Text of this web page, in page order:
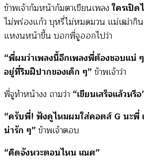
ข้าพเจ้าก้มหน้าก้มตาเขียนเพลงใครเปิด
ไม่พร่องแก้ว บุหรี่ไม่หมดมวน แม่เฒ่ากิน
แหงนหน้าขึ้น บอกพี่จูออกไปว่า
“พี่ผมว่าเพลงนี้อีกเพลงพี่ต้องชอบแ
อยู่ที่ริมฝีปากของเด็ก ๆ”ข้าพเจ้าว่า
พี่จูทำหน้างง ถามว่า “เขียนเสร็จแล้วหรือ
“ครับพี่! ฟังดูไหมผมใส่คอตส์ G นะพี่
น่ารัก ๆ”ข้าพเจ้าตอบ
“คิดจังหวะตอนไหน เณศ”